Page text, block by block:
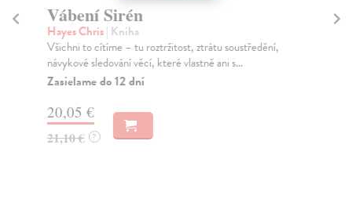
Vábení Sirén
Hayes Chris| Kniha
Všichni to cítíme – tu roztržitost, ztrátu soustředění,
návykové sledování věcí, které vlastně ani s...
Zasielame do 12 dní
20,05 €
21,10 € ?